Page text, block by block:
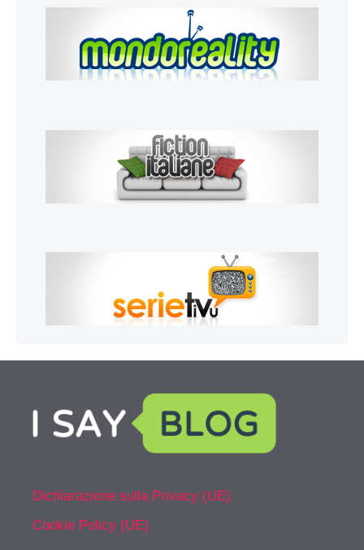
Dichiarazione sulla Privacy (UE)
Cookie Policy (UE)